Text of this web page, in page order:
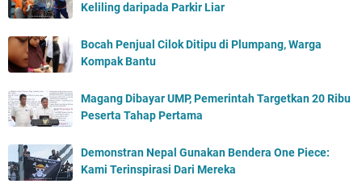
Keliling daripada Parkir Liar
Bocah Penjual Cilok Ditipu di Plumpang, Warga
Kompak Bantu
Magang Dibayar UMP, Pemerintah Targetkan 20 Ribu
Peserta Tahap Pertama
Demonstran Nepal Gunakan Bendera One Piece:
Kami Terinspirasi Dari Mereka